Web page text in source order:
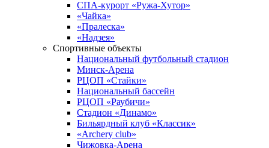
СПА-курорт «Ружа-Хутор»
«Чайка»
«Пралеска»
«Надзея»
Спортивные объекты
Национальный футбольный стадион
Минск-Арена
РЦОП «Стайки»
Национальный бассейн
РЦОП «Раубичи»
Стадион «Динамо»
Бильярдный клуб «Классик»
«Archery club»
Чижовка-Арена